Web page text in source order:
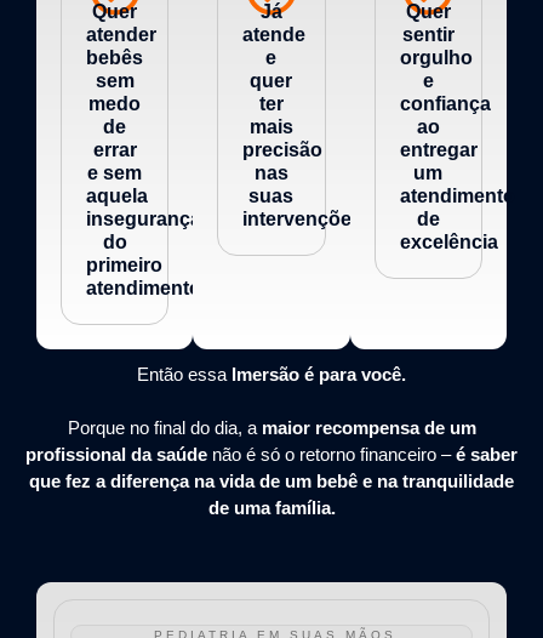
Quer
atender
bebês
sem
medo
de
errar
e sem
aquela
insegurança
do
primeiro
atendimento
Já
atende
e
quer
ter
mais
precisão
nas
suas
intervenções
Quer
sentir
orgulho
e
confiança
ao
entregar
um
atendimento
de
excelência
Então essa Imersão é para você.
Porque no final do dia, a maior recompensa de um
profissional da saúde não é só o retorno financeiro –é saber
que fez a diferença na vida de um bebê e na tranquilidade
de uma família.
PEDIATRIA EM SUAS MÃOS